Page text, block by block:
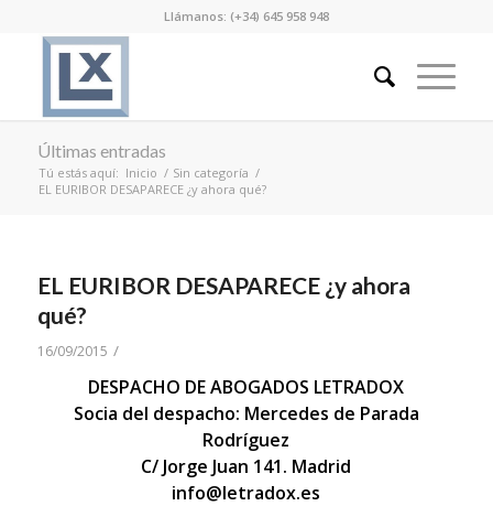
Llámanos: (+34) 645 958 948
Últimas entradas
Tú estás aquí: Inicio / Sin categoría /
EL EURIBOR DESAPARECE ¿y ahora qué?
EL EURIBOR DESAPARECE ¿y ahora
qué?
16/09/2015 /
DESPACHO DE ABOGADOS LETRADOX
Socia del despacho: Mercedes de Parada
Rodríguez
C/ Jorge Juan 141. Madrid
info@letradox.es